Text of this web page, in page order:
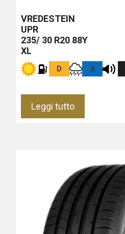
VREDESTEIN
UPR
235/ 30 R20 88Y
XL
D A
Leggi tutto